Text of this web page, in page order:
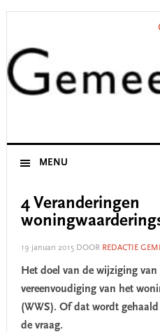
Skip
primary
navigation
Skip
content
Skip
primary
sidebar
Skip
footer
MENU
4 Veranderingen
19 januari 2015DOOR REDACTIE
Het doel van de wijziging
vereenvoudiging van het
(WWS). Of dat wordt
de vraag.